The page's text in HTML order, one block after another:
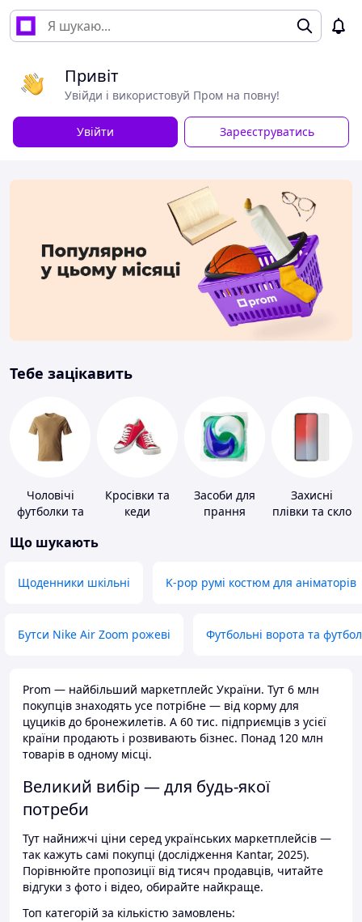
Привіт
Увійди і використовуй Пром на повну!
Увійти Зареєструватись
Тебе зацікавить
Чоловічі
футболки та
Кросівки та
кеди
Засоби для
прання
Захисні
плівки та скло
Що шукають
Щоденники шкільні K-pop румі костюм для аніматорів
Бутси Nike Air Zoom рожеві Футбольні ворота та
Prom — найбільший маркетплейс України. Тут 6 млн
покупців знаходять усе потрібне — від корму для
цуциків до бронежилетів. А 60 тис. підприємців з усієї
країни продають і розвивають бізнес. Понад 120 млн
товарів в одному місці.
Великий вибір — для будь-якої
потреби
Тут найнижчі ціни серед українських маркетплейсів —
так кажуть самі покупці (дослідження Kantar, 2025).
Порівнюйте пропозиції від тисяч продавців, читайте
відгуки з фото і відео, обирайте найкраще.
Топ категорій за кількістю замовлень: